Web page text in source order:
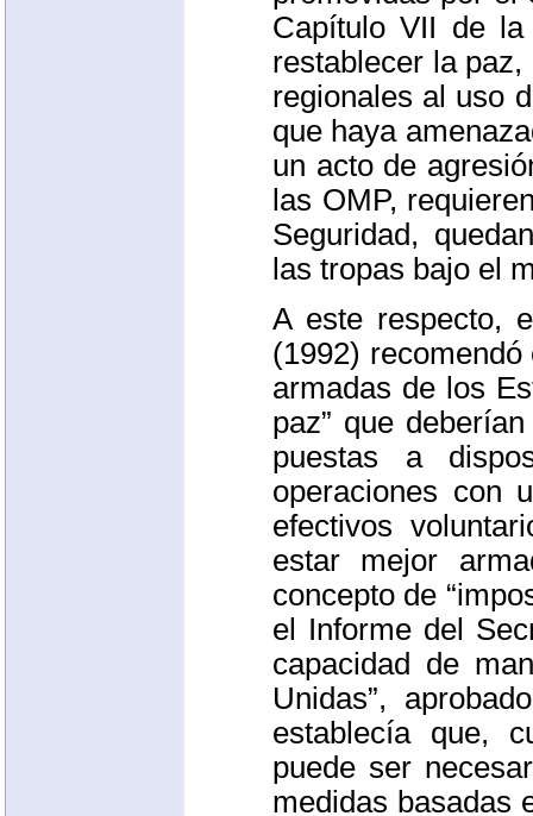
CapítuloVII de la
restablecer la
regionales al uso
que haya
un acto de
las OMP,
Seguridad,
las tropas bajo el
A este respecto,
(1992)
armadas de los
paz” que
puestas a
operaciones con
efectivos
estar mejor
concepto de
el Informe del
capacidad de
Unidas”,
establecía que,
puede ser
medidas basadas